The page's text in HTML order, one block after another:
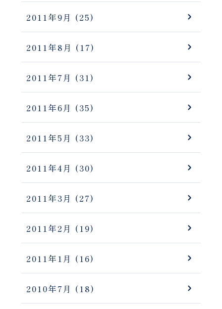
2011年9月 (25)
2011年8月 (17)
2011年7月 (31)
2011年6月 (35)
2011年5月 (33)
2011年4月 (30)
2011年3月 (27)
2011年2月 (19)
2011年1月 (16)
2010年7月 (18)